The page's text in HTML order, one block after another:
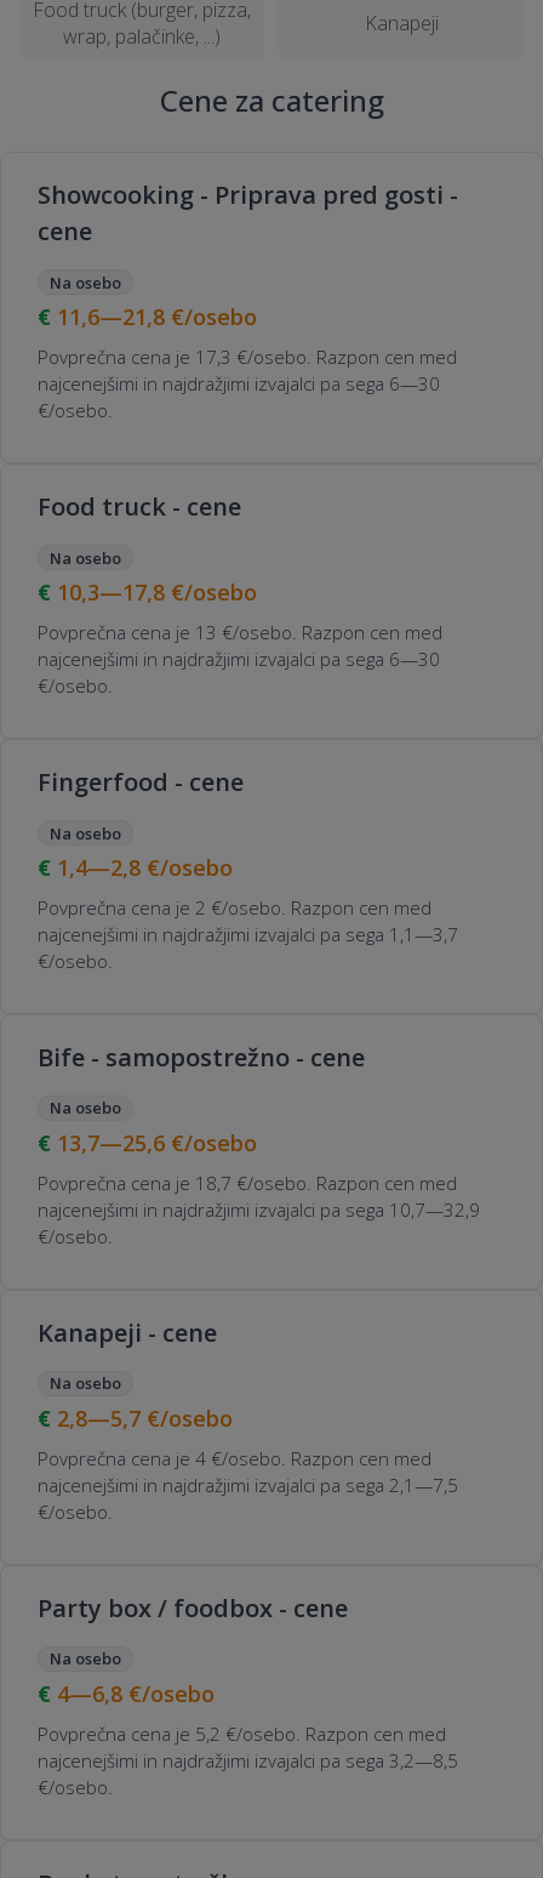
Food truck (burger, pizza,
wrap, palačinke, ...)
Kanapeji
Cene za catering
Showcooking - Priprava pred gosti -
cene
Na osebo
11,6—21,8 €/osebo
Povprečna cena je 17,3 €/osebo. Razpon cen med
najcenejšimi in najdražjimi izvajalci pa sega 6—30
€/osebo.
Food truck - cene
Na osebo
10,3—17,8 €/osebo
Povprečna cena je 13 €/osebo. Razpon cen med
najcenejšimi in najdražjimi izvajalci pa sega 6—30
€/osebo.
Fingerfood - cene
Na osebo
1,4—2,8 €/osebo
Povprečna cena je 2 €/osebo. Razpon cen med
najcenejšimi in najdražjimi izvajalci pa sega 1,1—3,7
€/osebo.
Bife - samopostrežno - cene
Na osebo
13,7—25,6 €/osebo
Povprečna cena je 18,7 €/osebo. Razpon cen med
najcenejšimi in najdražjimi izvajalci pa sega 10,7—32,9
€/osebo.
Kanapeji - cene
Na osebo
2,8—5,7 €/osebo
Povprečna cena je 4 €/osebo. Razpon cen med
najcenejšimi in najdražjimi izvajalci pa sega 2,1—7,5
€/osebo.
Party box / foodbox - cene
Na osebo
4—6,8 €/osebo
Povprečna cena je 5,2 €/osebo. Razpon cen med
najcenejšimi in najdražjimi izvajalci pa sega 3,2—8,5
€/osebo.